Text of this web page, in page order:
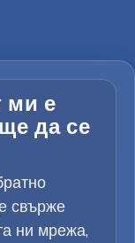
ми е
да се
свърже
ни мрежа,